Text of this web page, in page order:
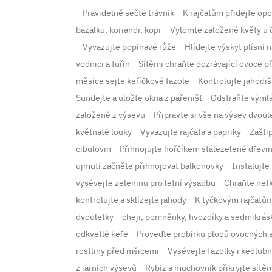
– Pravidelně sečte trávník – K rajčatům přidejte
bazalku, koriandr, kopr – Vylomte založené květy
– Vyvazujte popínavé růže – Hlídejte výskyt plísní
vodnici a tuřín – Sítěmi chraňte dozrávající ovoce
měsíce sejte keříčkové fazole – Kontrolujte
Sundejte a uložte okna z pařenišť – Odstraňte
založené z výsevu – Připravte si vše na výsev
květnaté louky – Vyvazujte rajčata a papriky –
cibulovin – Přihnojujte hořčíkem stálezelené
ujmutí začněte přihnojovat balkonovky –
vysévejte zeleninu pro letní výsadbu – Chraňte
kontrolujte a sklízejte jahody – K tyčkovým
dvouletky – chejr, pomněnky, hvozdíky a
odkvetlé keře – Proveďte probírku plodů
rostliny před mšicemi – Vysévejte fazolky i
z jarních výsevů – Rybíz a muchovník přikryjte